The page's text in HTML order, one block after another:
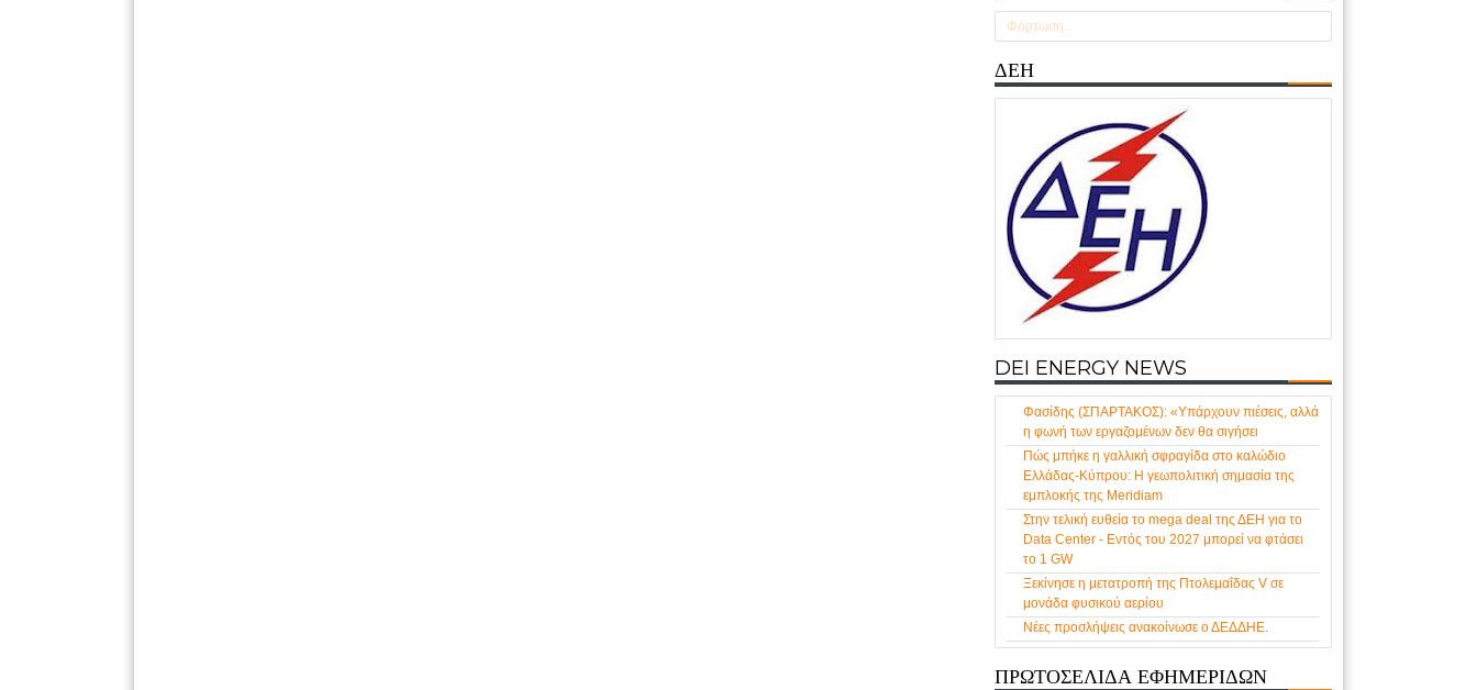
Φόρτωση...
ΔΕΗ
DEI ENERGY NEWS
Φασίδης (ΣΠΑΡΤΑΚΟΣ): «Υπάρχουν πιέσεις, αλλά
η φωνή των εργαζομένων δεν θα σιγήσει
Πώς μπήκε η γαλλική σφραγίδα στο καλώδιο
Ελλάδας-Κύπρου: Η γεωπολιτική σημασία της
εμπλοκής της Meridiam
Στην τελική ευθεία το mega deal της ΔΕΗ για το
Data Center - Εντός του 2027 μπορεί να φτάσει
το 1 GW
Ξεκίνησε η μετατροπή της Πτολεμαΐδας V σε
μονάδα φυσικού αερίου
Νέες προσλήψεις ανακοίνωσε ο ΔΕΔΔΗΕ.
ΠΡΩΤΟΣΕΛΙΔΑ ΕΦΗΜΕΡΙΔΩΝ